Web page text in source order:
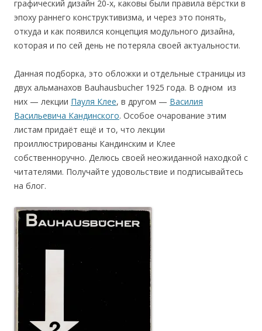
графический дизайн 20-х, каковы были правила вёрстки в
эпоху раннего конструктивизма, и через это понять,
откуда и как появился концепция модульного дизайна,
которая и по сей день не потеряла своей актуальности.
Данная подборка, это обложки и отдельные страницы из
двух альманахов Bauhausbucher 1925 года. В одном из
них — лекции Пауля Клее, в другом — Василия
Васильевича Кандинского. Особое очарование этим
листам придаёт ещё и то, что лекции
проиллюстрированы Кандинским и Клее
собственноручно. Делюсь своей неожиданной находкой с
читателями. Получайте удовольствие и подписывайтесь
на блог.